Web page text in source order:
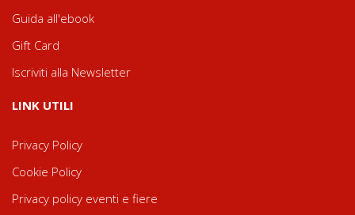
Guida all'ebook
Gift Card
Iscriviti alla Newsletter
LINK UTILI
Privacy Policy
Cookie Policy
Privacy policy eventi e fiere